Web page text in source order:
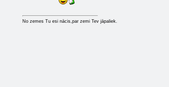
No zemes Tu esi nācis,par zemi Tev jāpaliek.